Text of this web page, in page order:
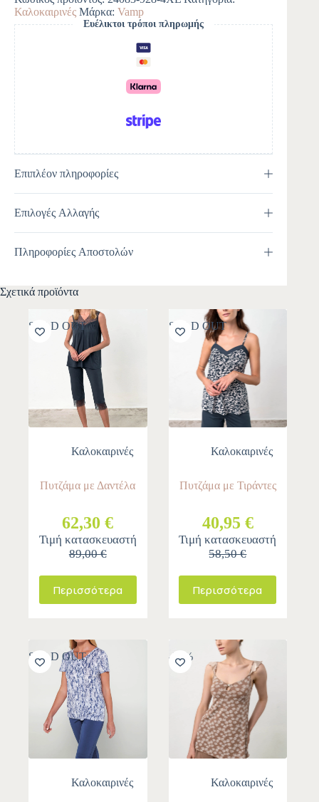
r
n
a
t
i
v
e
:
Καλοκαιρινές Μάρκα: Vamp
Ευέλικτοι τρόποι πληρωμής
Επιπλέον πληροφορίες
Επιλογές Αλλαγής
Πληροφορίες Αποστολών
Σχετικά προϊόντα
SOLD OUT
Καλοκαιρινές
Πυτζάμα με Δαντέλα
62,30 €
Τιμή κατασκευαστή
89,00 €
Περισσότερα
SOLD OUT
Καλοκαιρινές
Πυτζάμα με Τιράντες
40,95 €
Τιμή κατασκευαστή
58,50 €
Περισσότερα
SOLD OUT
Καλοκαιρινές
-30%
Καλοκαιρινές